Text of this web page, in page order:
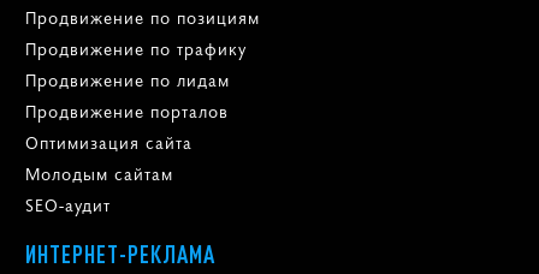
Продвижение по позициям
Продвижение по трафику
Продвижение по лидам
Продвижение порталов
Оптимизация сайта
Молодым сайтам
SEO-аудит
ИНТЕРНЕТ-РЕКЛАМА